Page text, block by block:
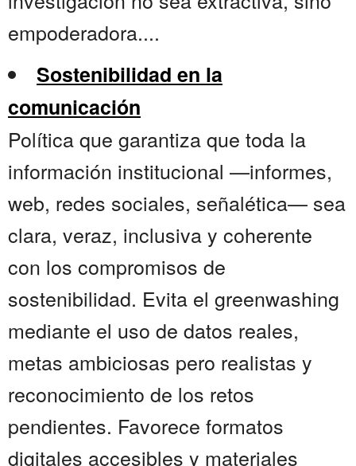
empoderadora....
Sostenibilidad en la
comunicación
Política que garantiza que toda la
información institucional —informes,
web, redes sociales, señalética— sea
clara, veraz, inclusiva y coherente
con los compromisos de
sostenibilidad. Evita el greenwashing
mediante el uso de datos reales,
metas ambiciosas pero realistas y
reconocimiento de los retos
pendientes. Favorece formatos
digitales accesibles y materiales